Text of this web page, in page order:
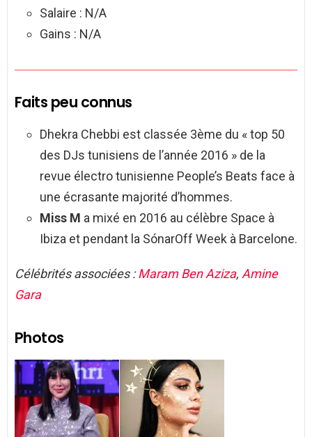
Salaire : N/A
Gains : N/A
Faits peu connus
Dhekra Chebbi est classée 3ème du « top 50
des DJs tunisiens de l’année 2016 » de la
revue électro tunisienne People’s Beats face à
une écrasante majorité d’hommes.
Miss M a mixé en 2016 au célèbre Space à
Ibiza et pendant la SónarOff Week à Barcelone.
Célébrités associées :Maram Ben Aziza, Amine
Gara
Photos